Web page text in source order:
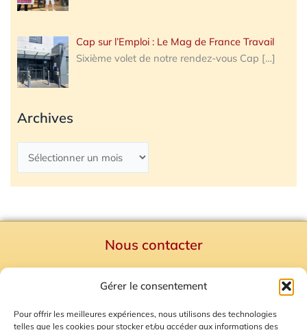
Gérer le consentement
Pour offrir les meilleures expériences, nous utilisons des technologies
telles que les cookies pour stocker et/ou accéder aux informations des
Cap sur l’Emploi : Le Mag de France Travail
Sixième volet de notre rendez-vous Cap […]
Archives
Nous contacter
Mentions Légales
Plan du site